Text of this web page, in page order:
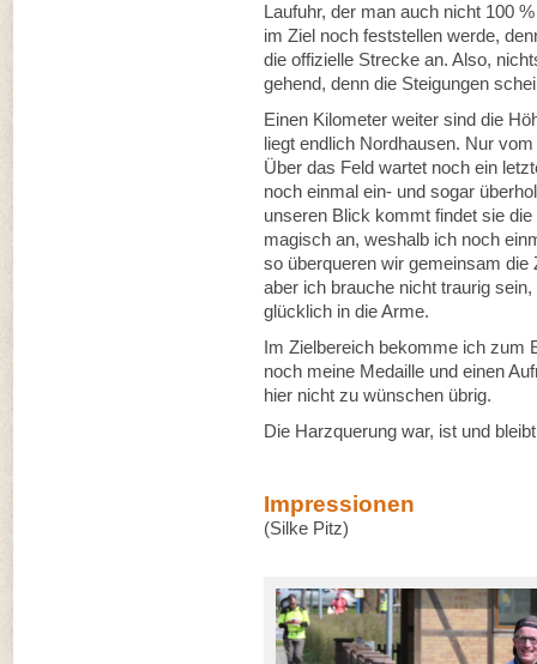
Laufuhr, der man auch nicht 100
im Ziel noch feststellen werde,
die offizielle Strecke an. Also,
gehend, denn die Steigungen
Einen Kilometer weiter sind die
liegt endlich Nordhausen. Nur
Über das Feld wartet noch ein
noch einmal ein- und sogar
unseren Blick kommt findet sie
magisch an, weshalb ich noch
so überqueren wir gemeinsam die
aber ich brauche nicht traurig
glücklich in die Arme.
Im Zielbereich bekomme ich zum
noch meine Medaille und einen
hier nicht zu wünschen übrig.
Die Harzquerung war, ist und
Impressionen
(Silke Pitz)